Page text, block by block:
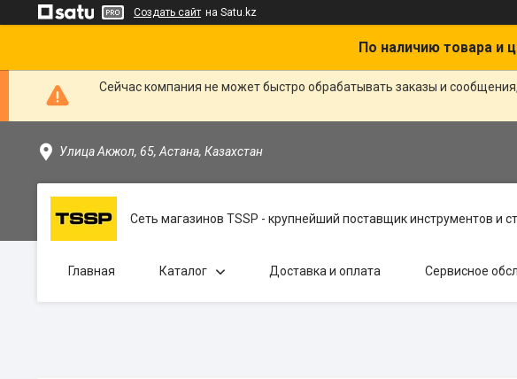
Создать сайт на Satu.kz
По наличию товара и
Сейчас компания не может быстро обрабатывать заказы и
Улица Акжол, 65, Астана, Казахстан
Сеть магазинов TSSP - крупнейший поставщик инструментов и
Главная Каталог Доставка и оплата Сервисное